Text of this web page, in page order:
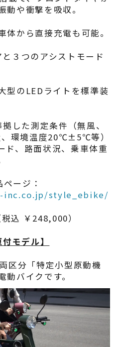
動や衝撃を吸収。
体から直接充電も可能。
３つのアシストモード
型のLEDライトを標準装
した測定条件（無風、
環境温度20℃±5℃等）
ド、路面状況、乗車体重
ージ：
style_ebike/
込 ￥248,000）
モデル】
区分「特定小型原動機
バイクです。